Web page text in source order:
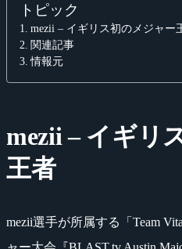
トピック
mezii – イギリス初のメジャー
関連記事
情報元
mezii – イギリ
王者
mezii選手が所属する「Team